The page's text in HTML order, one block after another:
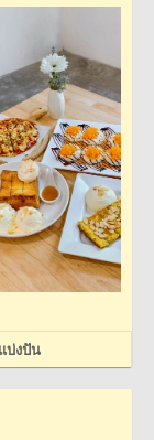
แบ่งปัน